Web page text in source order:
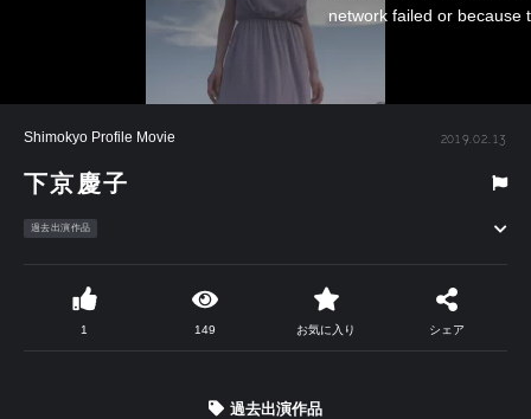
network failed or because
Shimokyo Profile Movie 2019.02.13
下京慶子
過去出演作品
1 149 お気に入り シェア
過去出演作品